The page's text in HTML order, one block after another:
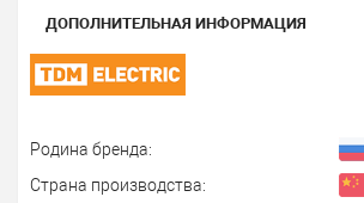
ДОПОЛНИТЕЛЬНАЯ ИНФОРМАЦИЯ
Родина бренда:
Страна производства: